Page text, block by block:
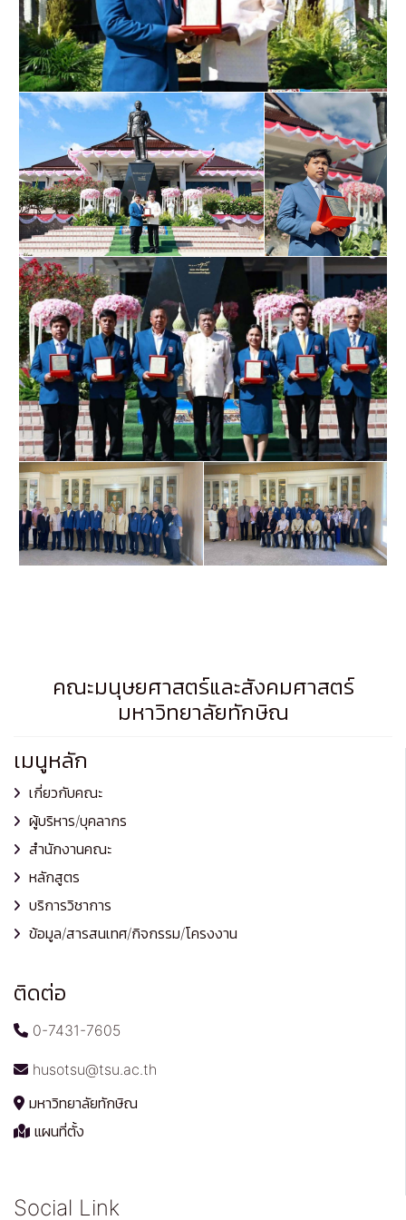
คณะมนุษยศาสตร์และสังคมศาสตร์
มหาวิทยาลัยทักษิณ
เมนูหลัก
เกี่ยวกับคณะ
ผู้บริหาร/บุคลากร
สำนักงานคณะ
หลักสูตร
บริการวิชาการ
ข้อมูล/สารสนเทศ/กิจกรรม/โครงงาน
ติดต่อ
0-7431-7605
husotsu@tsu.ac.th
มหาวิทยาลัยทักษิณ
แผนที่ตั้ง
Social Link